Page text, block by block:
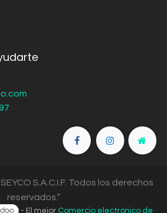
S.A.C.I.F. Todos los derechos
reservados.”
- El mejor Comercio electrónico de